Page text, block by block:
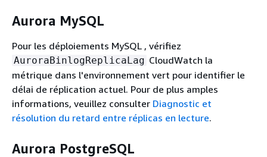
Aurora MySQL
Pour les déploiements MySQL , vérifiez
AuroraBinlogReplicaLag CloudWatch la
métrique dans l'environnement vert pour identifier le
délai de réplication actuel. Pour de plus amples
informations, veuillez consulter Diagnostic et
résolution du retard entre réplicas en lecture.
Aurora PostgreSQL